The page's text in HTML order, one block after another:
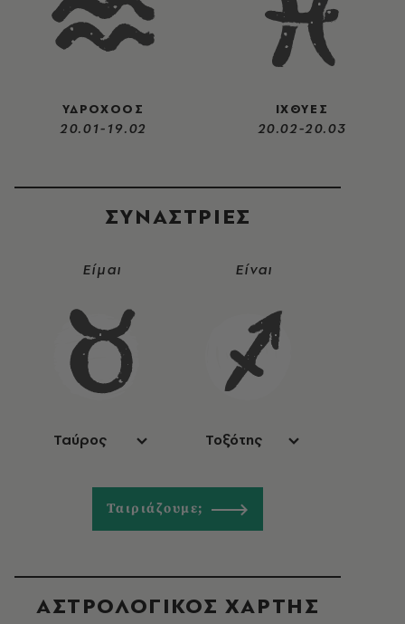
ΥΔΡΟΧΟΟΣ
20.01-19.02
ΙΧΘΥΕΣ
20.02-20.03
ΣΥΝΑΣΤΡIΕΣ
Είμαι
Ταύρος
Είναι
Τοξότης
Ταιριάζουμε;
ΑΣΤΡΟΛΟΓΙΚΟΣ ΧΑΡΤΗΣ